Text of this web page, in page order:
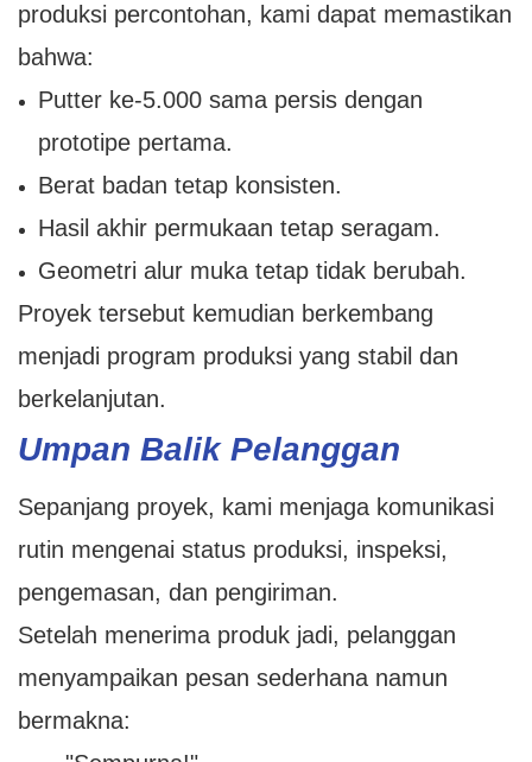
produksi percontohan, kami dapat memastikan
bahwa:
Putter ke-5.000 sama persis dengan
prototipe pertama.
Berat badan tetap konsisten.
Hasil akhir permukaan tetap seragam.
Geometri alur muka tetap tidak berubah.
Proyek tersebut kemudian berkembang
menjadi program produksi yang stabil dan
berkelanjutan.
Umpan Balik Pelanggan
Sepanjang proyek, kami menjaga komunikasi
rutin mengenai status produksi, inspeksi,
pengemasan, dan pengiriman.
Setelah menerima produk jadi, pelanggan
menyampaikan pesan sederhana namun
bermakna: